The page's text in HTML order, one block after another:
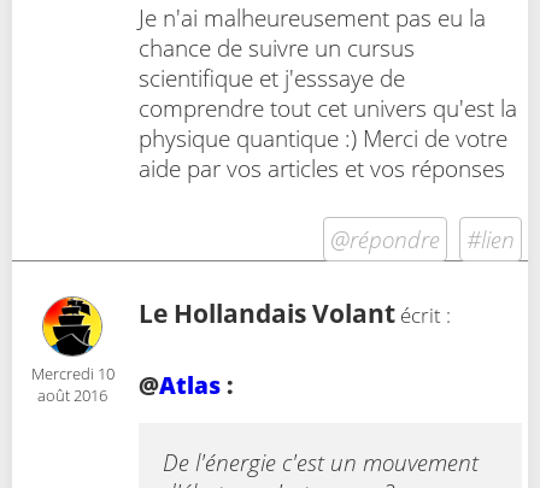
Je n'ai malheureusement pas eu la
chance de suivre un cursus
scientifique et j'esssaye de
comprendre tout cet univers qu'est la
physique quantique :) Merci de votre
aide par vos articles et vos réponses
@répondre #lien
Mercredi 10
août 2016
Le Hollandais Volant écrit :
@Atlas :
De l'énergie c'est un mouvement